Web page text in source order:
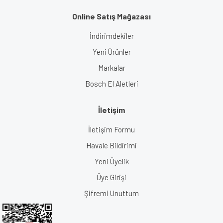
Online Satış Mağazası
İndirimdekiler
Yeni Ürünler
Markalar
Bosch El Aletleri
İletişim
İletişim Formu
Havale Bildirimi
Yeni Üyelik
Üye Girişi
Şifremi Unuttum